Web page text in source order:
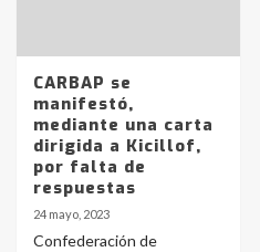
CARBAP se
manifestó,
mediante una carta
dirigida a Kicillof,
por falta de
respuestas
24 mayo, 2023
Confederación de
4
joven de
5
Los precios